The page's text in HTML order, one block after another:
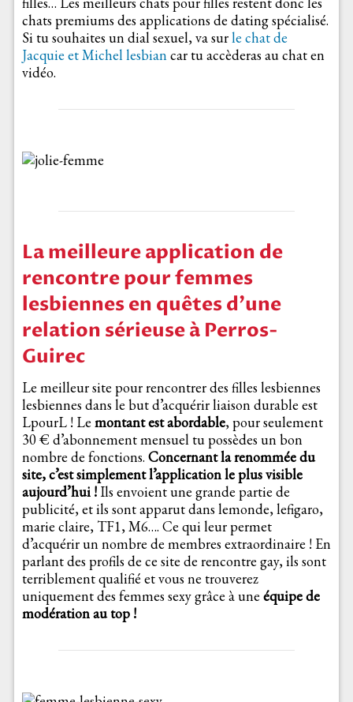
chats premiums des applications de dating spécialisé.
Si tu souhaites un dial sexuel, va surle chat de
Jacquie et Michel lesbiancar tu accèderas au chat en
vidéo.
La meilleure application de
rencontre pour femmes
lesbiennes en quêtes d’une
relation sérieuse à Perros-
Guirec
Le meilleur site pour rencontrer des filles lesbiennes
lesbiennes dans le but d’acquérir liaison durable est
LpourL ! Le montant est abordable, pour seulement
30 € d’abonnement mensuel tu possèdes un bon
nombre de fonctions. Concernant la renommée du
site, c’est simplement l’application le plus visible
aujourd’hui !Ils envoient une grande partie de
publicité, et ils sont apparut dans lemonde, lefigaro,
marie claire, TF1, M6…. Ce qui leur permet
d’acquérir un nombre de membres extraordinaire ! En
parlant des profils de ce site de rencontre gay, ils sont
terriblement qualifié et vous ne trouverez
uniquement des femmes sexy grâce à une équipe de
modération au top !